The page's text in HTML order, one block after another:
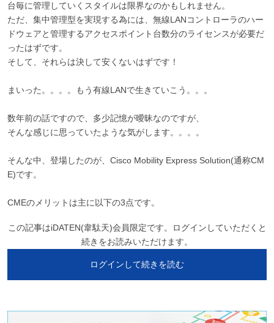
台毎に管理していくスタイルは限界なのかもしれません。
ただ、集中管理型を実現する為には、無線LANコントローラのハー
ドウェアと管理するアクセスポイント台数分のライセンスが必要だ
ったはずです。
そして、それらは決して安くないはずです！
まいった。。。。もう有線LANで生きていこう。。。
数年前の話ですので、多少記憶が曖昧なのですが、
そんな感じに思っていたような気がします。。。。
そんな中、登場したのが、Cisco Mobility Express Solution(通称CM
E)です。
CMEのメリットは主に以下の3点です。
この記事はiDATEN(韋駄天)会員限定です。ログインしていただくと
続きをお読みいただけます。
ログインして続きを読む